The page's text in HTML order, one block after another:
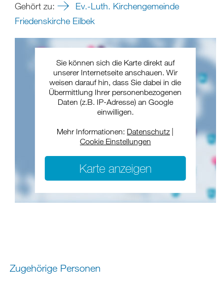
Gehört zu:
Ev.-Luth. Kirchengemeinde
Friedenskirche Eilbek
Sie können sich die Karte direkt auf
unserer Internetseite anschauen. Wir
weisen darauf hin, dass Sie dabei in die
Übermittlung Ihrer personenbezogenen
Daten (z.B. IP-Adresse) an Google
einwilligen.
Mehr Informationen: Datenschutz
Cookie Einstellungen
Karte anzeigen
Zugehörige Personen